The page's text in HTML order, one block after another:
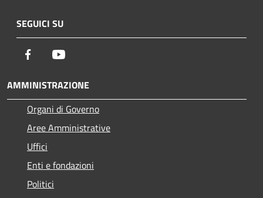
SEGUICI SU
Facebook
AMMINISTRAZIONE
Organi di Governo
Aree Amministrative
Uffici
Enti e fondazioni
Politici